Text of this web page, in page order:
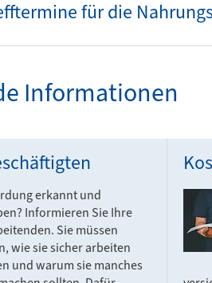
für die
Informationen
erkannt und
Informieren Sie Ihre
Sie müssen
wie sie sicher arbeiten
und warum sie manches